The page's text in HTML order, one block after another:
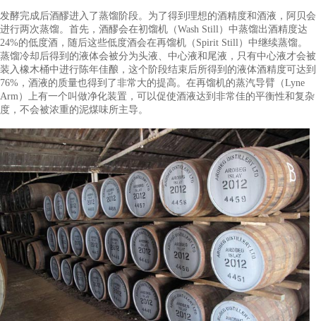
阿贝所处的艾雷岛是酿造单一麦芽威士忌的绝妙之地，这里水质
壤肥沃，还有数英亩珍贵的泥炭。自1981年起，阿贝就不再使用
板式发芽（Floor Maltings），所用的高酚类麦芽（Phenolic Malt
艾伦港（Port Ellen），这类麦芽的泥煤值可达到50ppm，具有浓
烟熏味。